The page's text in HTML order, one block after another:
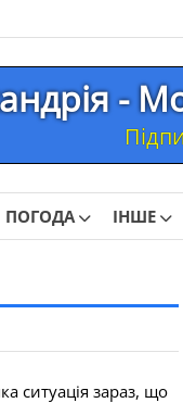
-
ПОГОДА ІНШЕ
ситуація зараз, що